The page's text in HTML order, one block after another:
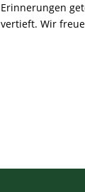
Erinnerungen
vertieft. Wir